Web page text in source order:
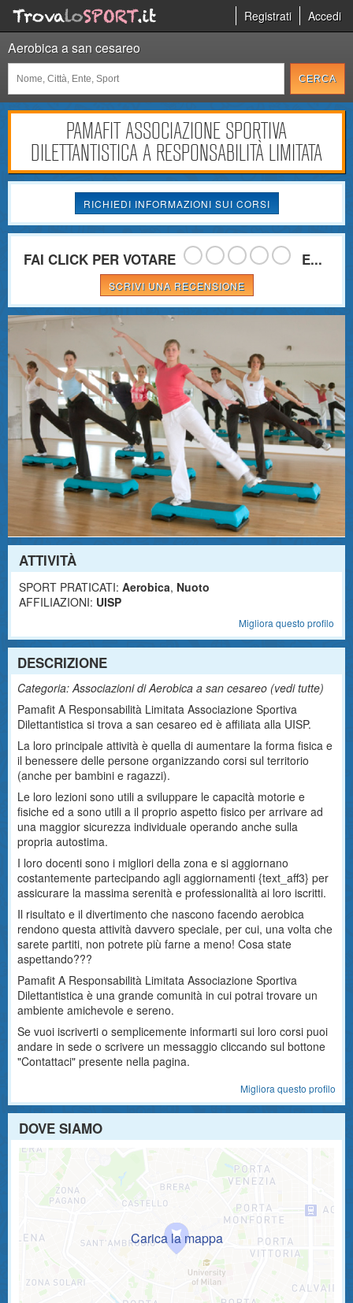
Registrati Accedi
Aerobica a san cesareo
PAMAFIT ASSOCIAZIONE SPORTIVA
DILETTANTISTICA A RESPONSABILITÀ LIMITATA
RICHIEDI INFORMAZIONI SUI CORSI
FAI CLICK PER VOTARE E...
SCRIVI UNA RECENSIONE
ATTIVITÀ
SPORT PRATICATI: Aerobica, Nuoto
AFFILIAZIONI: UISP
Migliora questo profilo
DESCRIZIONE
Categoria: Associazioni di Aerobica a san cesareo (vedi tutte)
Pamafit A Responsabilità Limitata Associazione Sportiva
Dilettantistica si trova a san cesareo ed è affiliata alla UISP.
La loro principale attività è quella di aumentare la forma fisica e
il benessere delle persone organizzando corsi sul territorio
(anche per bambini e ragazzi).
Le loro lezioni sono utili a sviluppare le capacità motorie e
fisiche ed a sono utili a il proprio aspetto fisico per arrivare ad
una maggior sicurezza individuale operando anche sulla
propria autostima.
I loro docenti sono i migliori della zona e si aggiornano
costantemente partecipando agli aggiornamenti {text_aff3} per
assicurare la massima serenità e professionalità ai loro iscritti.
Il risultato e il divertimento che nascono facendo aerobica
rendono questa attività davvero speciale, per cui, una volta che
sarete partiti, non potrete più farne a meno! Cosa state
aspettando???
Pamafit A Responsabilità Limitata Associazione Sportiva
Dilettantistica è una grande comunità in cui potrai trovare un
ambiente amichevole e sereno.
Se vuoi iscriverti o semplicemente informarti sui loro corsi puoi
andare in sede o scrivere un messaggio cliccando sul bottone
"Contattaci" presente nella pagina.
Migliora questo profilo
DOVE SIAMO